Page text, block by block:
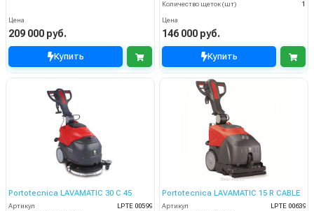
Цена
209 000 руб.
Купить
Количество щеток (шт)
1
Цена
146 000 руб.
Купить
Portotecnica LAVAMATIC 30 C 45
Артикул
LPTЕ 00599
Portotecnica LAVAMATIC 15 R CABLE
Артикул
LPTE 00639